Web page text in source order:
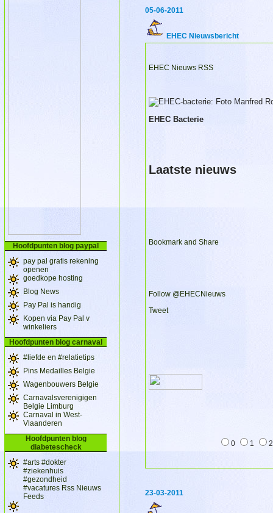
Hoofdpunten blog paypal
pay pal gratis rekening
openen
goedkope hosting
Blog News
Pay Pal is handig
Kopen via Pay Pal v
winkeliers
Hoofdpunten blog carnaval
#liefde en #relatietips
Pins Medailles Belgie
Wagenbouwers Belgie
Carnavalsverenigigen
Belgie Limburg
Carnaval in West-
Vlaanderen
Hoofdpunten blog
diabetescheck
#arts #dokter
#ziekenhuis
#gezondheid
#vacatures Rss Nieuws
Feeds
05-06-2011
EHEC Nieuwsbericht
EHEC Nieuws RSS
EHEC Bacterie
Laatste nieuws
Follow @EHECNieuws
Tweet
0 1
23-03-2011